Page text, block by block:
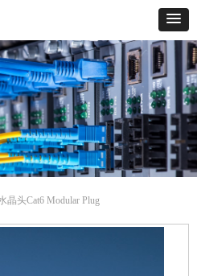
晶头Cat6 Modular Plug
对象引用设置到对象的实例。